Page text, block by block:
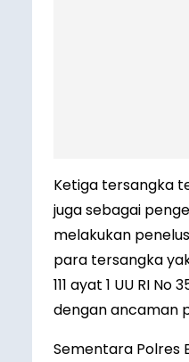
Ketiga tersangka
juga sebagai
melakukan
para tersangka
111 ayat 1 UU RI
dengan ancaman
‪Sementara Polres